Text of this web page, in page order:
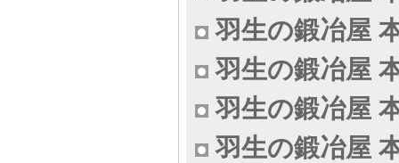
羽生の鍛冶屋
羽生の鍛冶屋
羽生の鍛冶屋
羽生の鍛冶屋